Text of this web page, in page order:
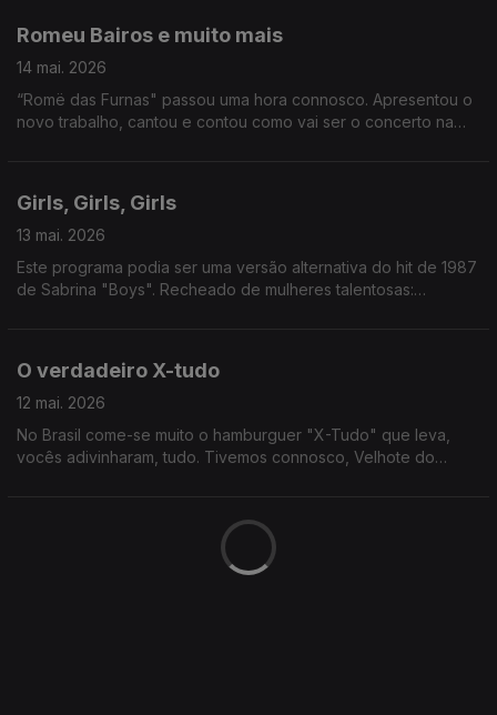
Romeu Bairos e muito mais
14 mai. 2026
“Romë das Furnas" passou uma hora connosco. Apresentou o
novo trabalho, cantou e contou como vai ser o concerto na
Girls, Girls, Girls
13 mai. 2026
Este programa podia ser uma versão alternativa do hit de 1987
de Sabrina "Boys". Recheado de mulheres talentosas:
O verdadeiro X-tudo
12 mai. 2026
No Brasil come-se muito o hamburguer "X-Tudo" que leva,
vocês adivinharam, tudo. Tivemos connosco, Velhote do
rennie para não terem uma paragem de digestão.